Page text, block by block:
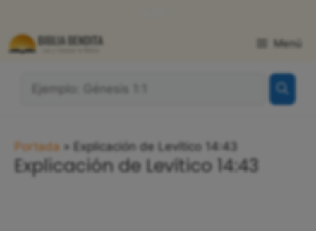
contenido
Menú
Portada » Explicación de Levítico 14:43
Explicación de Levítico 14:43